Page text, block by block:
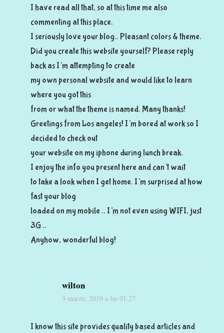
I have read all that, so at this time me also
commenting at this place.
I seriously love your blog.. Pleasant colors & theme.
Did you create this website yourself? Please reply
back as I’m attempting to create
my own personal website and would like to learn
where you got this
from or what the theme is named. Many thanks!
Greetings from Los angeles! I’m bored at work so I
decided to check out
your website on my iphone during lunch break.
I enjoy the info you present here and can’t wait
to take a look when I get home. I’m surprised at how
fast your blog
loaded on my mobile .. I’m not even using WIFI, just
3G ..
Anyhow, wonderful blog!
wilton
3 marzo, 2019 a las 01:27
I know this site provides quality based articles and